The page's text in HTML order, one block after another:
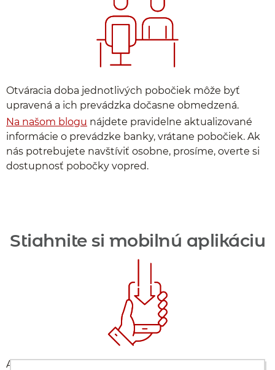
Otváracia doba jednotlivých pobočiek môže byť
upravená a ich prevádzka dočasne obmedzená.
Na našom blogu nájdete pravidelne aktualizované
informácie o prevádzke banky, vrátane pobočiek. Ak
nás potrebujete navštíviť osobne, prosíme, overte si
dostupnosť pobočky vopred.
Stiahnite si mobilnú aplikáciu
Aby ste mohli aplikáciu naplno využívať, je potrebné